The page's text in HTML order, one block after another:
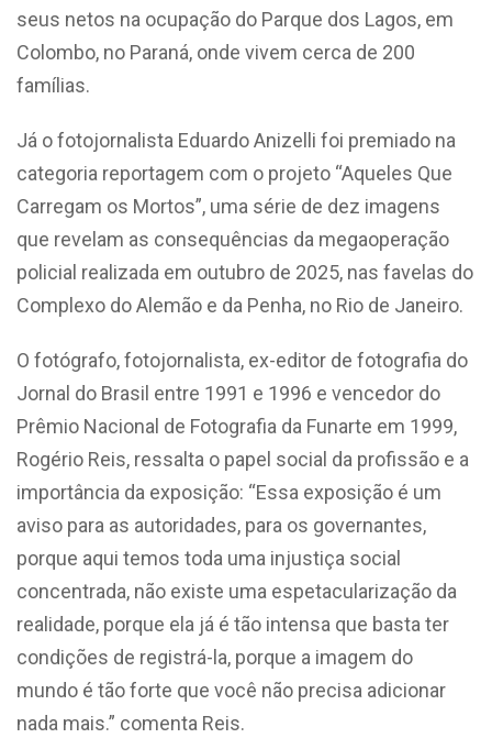
seus netos na ocupação do Parque dos Lagos, em
Colombo, no Paraná, onde vivem cerca de 200
famílias.
Já o fotojornalista Eduardo Anizelli foi premiado na
categoria reportagem com o projeto “Aqueles Que
Carregam os Mortos”, uma série de dez imagens
que revelam as consequências da megaoperação
policial realizada em outubro de 2025, nas favelas do
Complexo do Alemão e da Penha, no Rio de Janeiro.
O fotógrafo, fotojornalista, ex-editor de fotografia do
Jornal do Brasil entre 1991 e 1996 e vencedor do
Prêmio Nacional de Fotografia da Funarte em 1999,
Rogério Reis, ressalta o papel social da profissão e a
importância da exposição: “Essa exposição é um
aviso para as autoridades, para os governantes,
porque aqui temos toda uma injustiça social
concentrada, não existe uma espetacularização da
realidade, porque ela já é tão intensa que basta ter
condições de registrá-la, porque a imagem do
mundo é tão forte que você não precisa adicionar
nada mais.” comenta Reis.